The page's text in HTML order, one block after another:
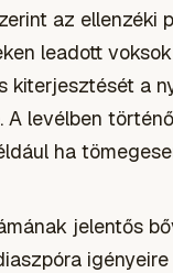
az ellenzéki
leadott
kiterjesztését a
levélben
ha
jelentős